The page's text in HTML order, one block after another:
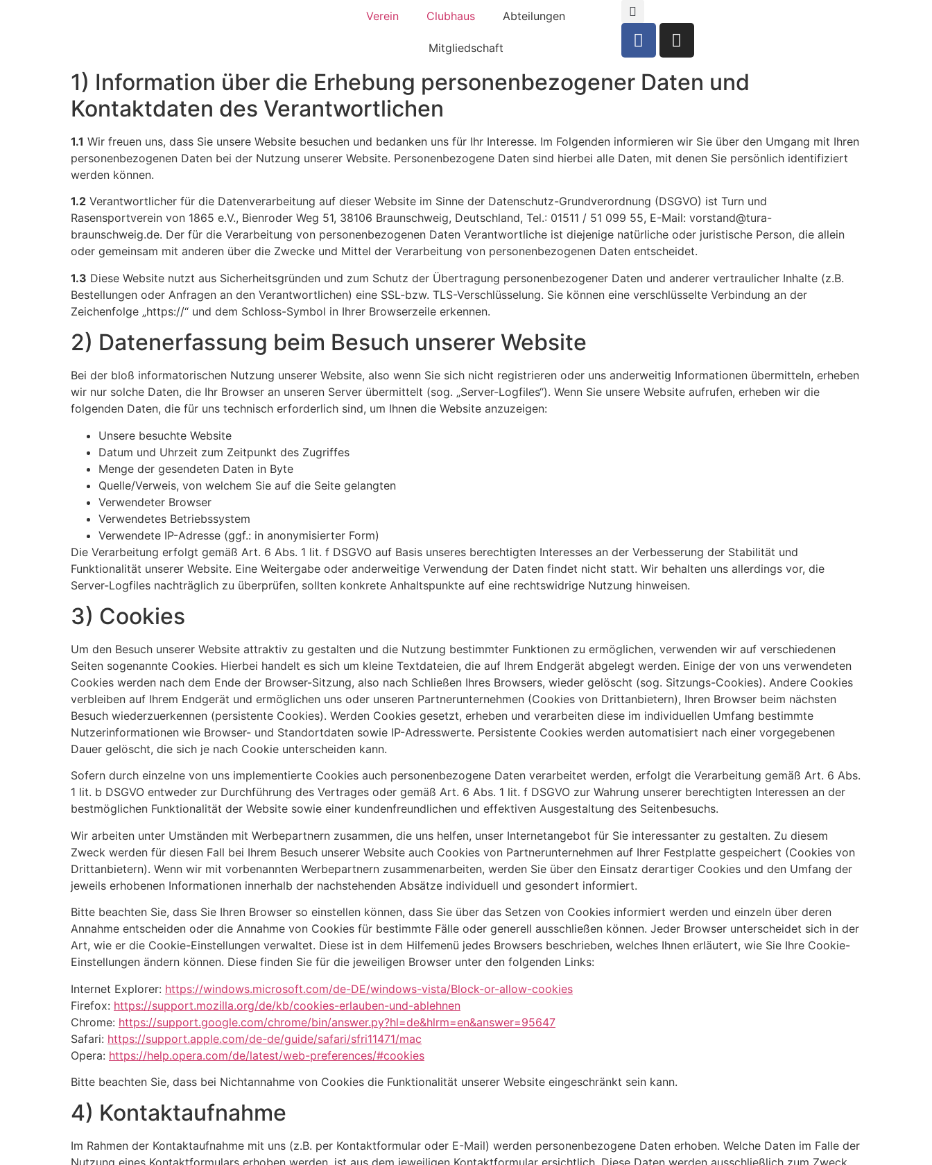
Verein Clubhaus Abteilungen
Mitgliedschaft
1) Information über die Erhebung personenbezogener Daten und
Kontaktdaten des Verantwortlichen
1.1 Wir freuen uns, dass Sie unsere Website besuchen und bedanken uns für Ihr Interesse. Im Folgenden informieren wir Sie über den Umgang mit Ihren
personenbezogenen Daten bei der Nutzung unserer Website. Personenbezogene Daten sind hierbei alle Daten, mit denen Sie persönlich identifiziert
werden können.
1.2 Verantwortlicher für die Datenverarbeitung auf dieser Website im Sinne der Datenschutz-Grundverordnung (DSGVO) ist Turn und
Rasensportverein von 1865 e.V., Bienroder Weg 51, 38106 Braunschweig, Deutschland, Tel.: 01511 / 51 099 55, E-Mail: vorstand@tura-
braunschweig.de. Der für die Verarbeitung von personenbezogenen Daten Verantwortliche ist diejenige natürliche oder juristische Person, die allein
oder gemeinsam mit anderen über die Zwecke und Mittel der Verarbeitung von personenbezogenen Daten entscheidet.
1.3 Diese Website nutzt aus Sicherheitsgründen und zum Schutz der Übertragung personenbezogener Daten und anderer vertraulicher Inhalte (z.B.
Bestellungen oder Anfragen an den Verantwortlichen) eine SSL-bzw. TLS-Verschlüsselung. Sie können eine verschlüsselte Verbindung an der
Zeichenfolge „https://“ und dem Schloss-Symbol in Ihrer Browserzeile erkennen.
2) Datenerfassung beim Besuch unserer Website
Bei der bloß informatorischen Nutzung unserer Website, also wenn Sie sich nicht registrieren oder uns anderweitig Informationen übermitteln, erheben
wir nur solche Daten, die Ihr Browser an unseren Server übermittelt (sog. „Server-Logfiles“). Wenn Sie unsere Website aufrufen, erheben wir die
folgenden Daten, die für uns technisch erforderlich sind, um Ihnen die Website anzuzeigen:
Unsere besuchte Website
Datum und Uhrzeit zum Zeitpunkt des Zugriffes
Menge der gesendeten Daten in Byte
Quelle/Verweis, von welchem Sie auf die Seite gelangten
Verwendeter Browser
Verwendetes Betriebssystem
Verwendete IP-Adresse (ggf.: in anonymisierter Form)
Die Verarbeitung erfolgt gemäß Art. 6 Abs. 1 lit. f DSGVO auf Basis unseres berechtigten Interesses an der Verbesserung der Stabilität und
Funktionalität unserer Website. Eine Weitergabe oder anderweitige Verwendung der Daten findet nicht statt. Wir behalten uns allerdings vor, die
Server-Logfiles nachträglich zu überprüfen, sollten konkrete Anhaltspunkte auf eine rechtswidrige Nutzung hinweisen.
3) Cookies
Um den Besuch unserer Website attraktiv zu gestalten und die Nutzung bestimmter Funktionen zu ermöglichen, verwenden wir auf verschiedenen
Seiten sogenannte Cookies. Hierbei handelt es sich um kleine Textdateien, die auf Ihrem Endgerät abgelegt werden. Einige der von uns verwendeten
Cookies werden nach dem Ende der Browser-Sitzung, also nach Schließen Ihres Browsers, wieder gelöscht (sog. Sitzungs-Cookies). Andere Cookies
verbleiben auf Ihrem Endgerät und ermöglichen uns oder unseren Partnerunternehmen (Cookies von Drittanbietern), Ihren Browser beim nächsten
Besuch wiederzuerkennen (persistente Cookies). Werden Cookies gesetzt, erheben und verarbeiten diese im individuellen Umfang bestimmte
Nutzerinformationen wie Browser- und Standortdaten sowie IP-Adresswerte. Persistente Cookies werden automatisiert nach einer vorgegebenen
Dauer gelöscht, die sich je nach Cookie unterscheiden kann.
Sofern durch einzelne von uns implementierte Cookies auch personenbezogene Daten verarbeitet werden, erfolgt die Verarbeitung gemäß Art. 6 Abs.
1 lit. b DSGVO entweder zur Durchführung des Vertrages oder gemäß Art. 6 Abs. 1 lit. f DSGVO zur Wahrung unserer berechtigten Interessen an der
bestmöglichen Funktionalität der Website sowie einer kundenfreundlichen und effektiven Ausgestaltung des Seitenbesuchs.
Wir arbeiten unter Umständen mit Werbepartnern zusammen, die uns helfen, unser Internetangebot für Sie interessanter zu gestalten. Zu diesem
Zweck werden für diesen Fall bei Ihrem Besuch unserer Website auch Cookies von Partnerunternehmen auf Ihrer Festplatte gespeichert (Cookies von
Drittanbietern). Wenn wir mit vorbenannten Werbepartnern zusammenarbeiten, werden Sie über den Einsatz derartiger Cookies und den Umfang der
jeweils erhobenen Informationen innerhalb der nachstehenden Absätze individuell und gesondert informiert.
Bitte beachten Sie, dass Sie Ihren Browser so einstellen können, dass Sie über das Setzen von Cookies informiert werden und einzeln über deren
Annahme entscheiden oder die Annahme von Cookies für bestimmte Fälle oder generell ausschließen können. Jeder Browser unterscheidet sich in der
Art, wie er die Cookie-Einstellungen verwaltet. Diese ist in dem Hilfemenü jedes Browsers beschrieben, welches Ihnen erläutert, wie Sie Ihre Cookie-
Einstellungen ändern können. Diese finden Sie für die jeweiligen Browser unter den folgenden Links:
Internet Explorer: https://windows.microsoft.com/de-DE/windows-vista/Block-or-allow-cookies
Firefox: https://support.mozilla.org/de/kb/cookies-erlauben-und-ablehnen
Chrome: https://support.google.com/chrome/bin/answer.py?hl=de&hlrm=en&answer=95647
Safari: https://support.apple.com/de-de/guide/safari/sfri11471/mac
Opera: https://help.opera.com/de/latest/web-preferences/#cookies
Bitte beachten Sie, dass bei Nichtannahme von Cookies die Funktionalität unserer Website eingeschränkt sein kann.
4) Kontaktaufnahme
Im Rahmen der Kontaktaufnahme mit uns (z.B. per Kontaktformular oder E-Mail) werden personenbezogene Daten erhoben. Welche Daten im Falle der